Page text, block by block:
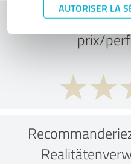
AUTORISER LA
Que
prix/